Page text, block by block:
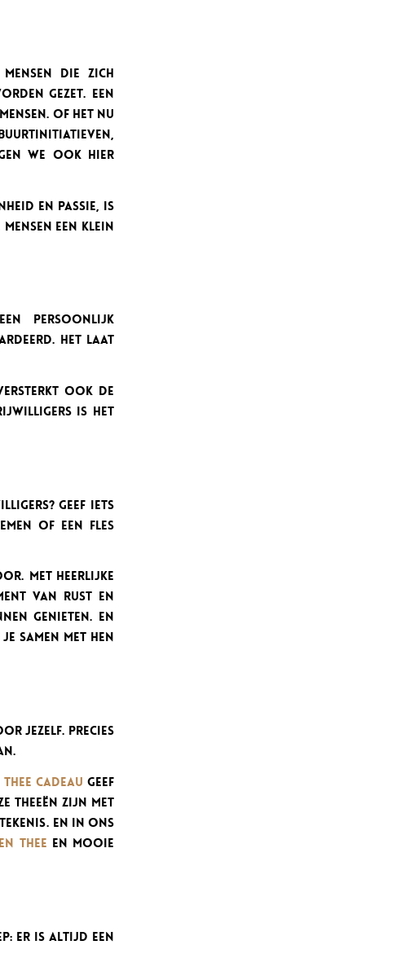
die zich
gezet. Een
Of het nu
we ook hier
en passie, is
een klein
persoonlijk
Het laat
ook de
is het
Geef iets
of een fles
Met heerlijke
van rust en
genieten. En
samen met hen
jezelf. Precies
thee cadeau geef
theeën zijn met
En in ons
thee en mooie
er is altijd een